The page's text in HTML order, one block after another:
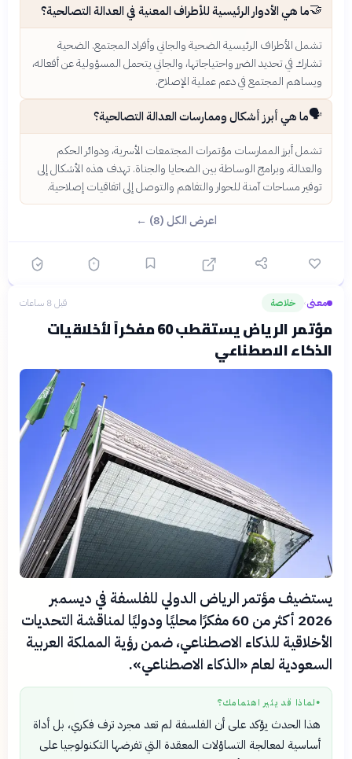
🤝ما هي الأدوار الرئيسية للأطراف المعنية في العدالة التصالحية؟
تشمل الأطراف الرئيسية الضحية والجاني وأفراد المجتمع. الضحية
تشارك في تحديد الضرر واحتياجاتها، والجاني يتحمل المسؤولية عن أفعاله،
ويساهم المجتمع في دعم عملية الإصلاح.
🗣️ما هي أبرز أشكال وممارسات العدالة التصالحية؟
تشمل أبرز الممارسات مؤتمرات المجتمعات الأسرية، ودوائر الحكم
والعدالة، وبرامج الوساطة بين الضحايا والجناة. تهدف هذه الأشكال إلى
توفير مساحات آمنة للحوار والتفاهم والتوصل إلى اتفاقيات إصلاحية.
اعرض الكل (8) ←
معنى› خلاصة قبل 8 ساعات
مؤتمر الرياض يستقطب 60 مفكراً لأخلاقيات
الذكاء الاصطناعي
يستضيف مؤتمر الرياض الدولي للفلسفة في ديسمبر
2026 أكثر من 60 مفكرًا محليًا ودوليًا لمناقشة التحديات
الأخلاقية للذكاء الاصطناعي، ضمن رؤية المملكة العربية
السعودية لعام «الذكاء الاصطناعي».
● لماذا قد يثير اهتمامك؟
هذا الحدث يؤكد على أن الفلسفة لم تعد مجرد ترف فكري، بل أداة
أساسية لمعالجة التساؤلات المعقدة التي تفرضها التكنولوجيا على